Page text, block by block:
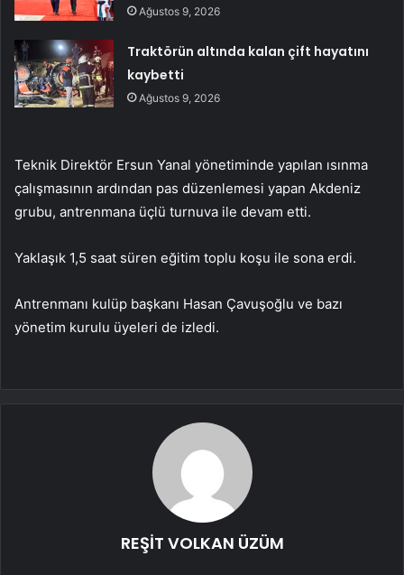
Ağustos 9, 2026
Traktörün altında kalan çift hayatını
kaybetti
Ağustos 9, 2026
Teknik Direktör Ersun Yanal yönetiminde yapılan ısınma
çalışmasının ardından pas düzenlemesi yapan Akdeniz
grubu, antrenmana üçlü turnuva ile devam etti.
Yaklaşık 1,5 saat süren eğitim toplu koşu ile sona erdi.
Antrenmanı kulüp başkanı Hasan Çavuşoğlu ve bazı
yönetim kurulu üyeleri de izledi.
REŞİT VOLKAN ÜZÜM